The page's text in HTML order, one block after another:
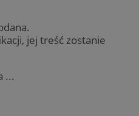
jej treść zostanie
...